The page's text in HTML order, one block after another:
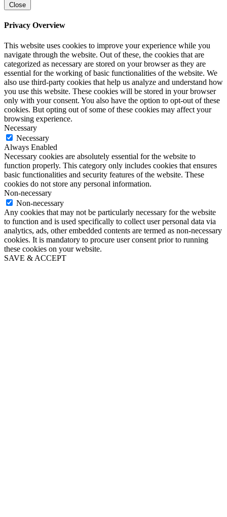
Close
Privacy Overview
This website uses cookies to improve your experience while you
navigate through the website. Out of these, the cookies that are
categorized as necessary are stored on your browser as they are
essential for the working of basic functionalities of the website. We
also use third-party cookies that help us analyze and understand how
you use this website. These cookies will be stored in your browser
only with your consent. You also have the option to opt-out of these
cookies. But opting out of some of these cookies may affect your
browsing experience.
Necessary
Necessary
Always Enabled
Necessary cookies are absolutely essential for the website to
function properly. This category only includes cookies that ensures
basic functionalities and security features of the website. These
cookies do not store any personal information.
Non-necessary
Non-necessary
Any cookies that may not be particularly necessary for the website
to function and is used specifically to collect user personal data via
analytics, ads, other embedded contents are termed as non-necessary
cookies. It is mandatory to procure user consent prior to running
these cookies on your website.
SAVE & ACCEPT